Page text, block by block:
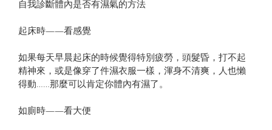
自我診斷體內是否有濕氣的方法­
起床時——看感覺­
如果每天早晨起床的時候覺得特別疲勞，頭髮昏，打不起
精神來，或是像穿了件濕衣服一樣，渾身不清爽，人也懶
得動……那麼可以肯定你體內有濕了。
如廁時——看大便­